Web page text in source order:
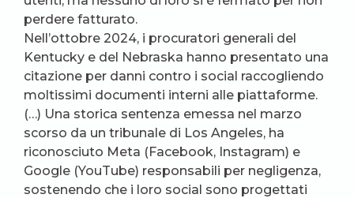
perdere fatturato.
Nell’ottobre 2024, i procuratori generali del
Kentucky e del Nebraska hanno presentato una
citazione per danni contro i social raccogliendo
moltissimi documenti interni alle piattaforme.
(…) Una storica sentenza emessa nel marzo
scorso da un tribunale di Los Angeles, ha
riconosciuto Meta (Facebook, Instagram) e
Google (YouTube) responsabili per negligenza,
sostenendo che i loro social sono progettati